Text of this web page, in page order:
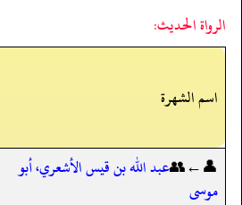
الرواة الحديث:
اسم الشهرة
👤←👥عبد الله بن قيس الأشعري، أبو
موسى